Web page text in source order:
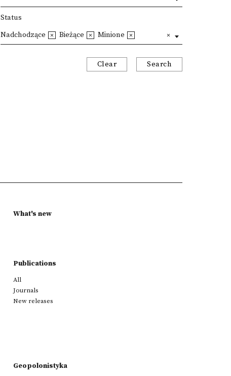
Status
Nadchodzące Bieżące Minione
Clear Search
What's new
Publications
All
Journals
New releases
Geopolonistyka